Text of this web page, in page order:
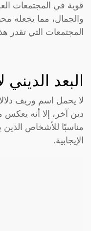
قوية في المجتمعات
والجمال، مما يجعله
المجتمعات التي تقدر
البعد
لا يحمل اسم وريف
دين آخر، إلا أنه يعكس
مناسبًا للأشخاص الذين
الإيجابية.